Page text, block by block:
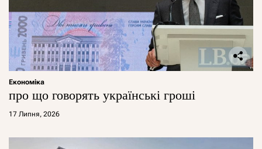
Економіка
про що говорять українські гроші
17 Липня, 2026